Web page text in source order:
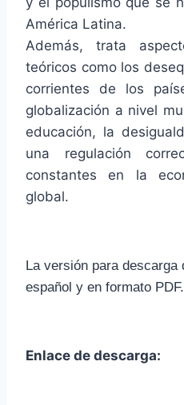
América Latina.
Además, trata
teóricos como los
corrientes de los
globalización a nivel
educación, la
una regulación
constantes en la
global.
La versión para descarga
español y en formato PDF.
Enlace de descarga: